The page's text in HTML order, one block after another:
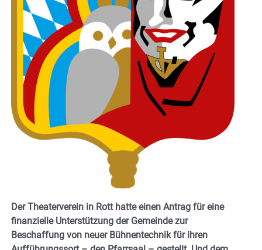
Der Theaterverein in Rott hatte einen Antrag für eine
finanzielle Unterstützung der Gemeinde zur
Beschaffung von neuer Bühnentechnik für ihren